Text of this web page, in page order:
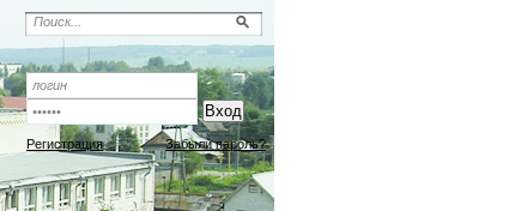
Регистрация Забыли пароль?